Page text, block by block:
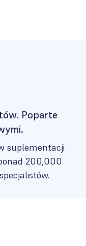
suplementacji
200,000
Poparte